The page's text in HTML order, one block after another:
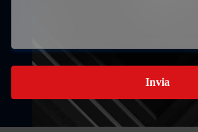
Invia